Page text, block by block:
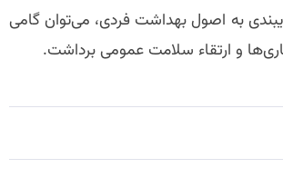
به اصول بهداشت فردی، می‌توان گامی
و ارتقاء سلامت عمومی برداشت.